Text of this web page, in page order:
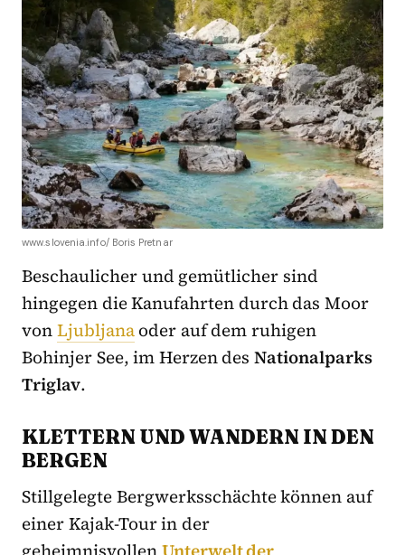
www.slovenia.info/ Boris Pretnar
Beschaulicher und gemütlicher sind
hingegen die Kanufahrten durch das Moor
vonLjubljanaoder auf dem ruhigen
Bohinjer See, im Herzen desNationalparks
Triglav.
KLETTERN UND WANDERN IN DEN
BERGEN
Stillgelegte Bergwerksschächte können auf
einer Kajak-Tour in der
geheimnisvollen Unterwelt der